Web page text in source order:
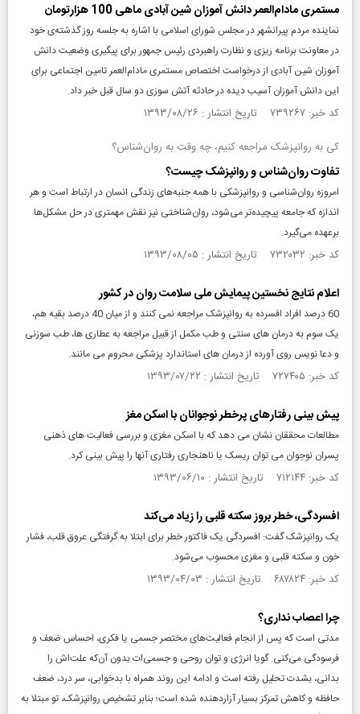
مستمری مادام‌العمر دانش آموزان شین آبادی ماهی 100 هزارتومان
نماینده مردم پیرانشهر در مجلس شورای اسلامی با اشاره به جلسه روز گذشته‌ی خود
در معاونت برنامه ریزی و نظارت راهبردی رئیس جمهور برای پیگیری وضعیت دانش
آموزان شین آبادی از درخواست اختصاص مستمری مادام‌العمر تامین اجتماعی برای
این دانش آموزان آسیب دیده در حادثه آتش سوزی دو سال قبل خبر داد.
کد خبر: ۷۳۹۲۶۷ تاریخ انتشار : ۱۳۹۳/۰۸/۲۶
کی به روانپزشک مراجعه کنیم، چه وقت به روان‌شناس؟
تفاوت روان‌شناس و روانپزشک چیست؟
امروزه روان‌شناسی و روانپزشکی با همه جنبه‌های زندگی انسان در ارتباط است و هر
اندازه که جامعه پیچیده‌تر می‌شود، روان‌شناختی نیز نقش مهمتری در حل مشکل‌ها
برعهده می‌گیرد.
کد خبر: ۷۳۲۰۳۲ تاریخ انتشار : ۱۳۹۳/۰۸/۰۵
اعلام نتایج نخستین پیمایش ملی سلامت روان در کشور
60 درصد افراد افسرده به روانپزشک مراجعه نمی کنند و از میان 40 درصد بقیه هم،
یک سوم به درمان های سنتی و طب مکمل از قبیل مراجعه به عطاری ها، طب سوزنی
و دعا نویس روی آورده از درمان های استاندارد پزشکی محروم می مانند.
کد خبر: ۷۲۷۴۰۵ تاریخ انتشار : ۱۳۹۳/۰۷/۲۲
پیش بینی رفتارهای پرخطر نوجوانان با اسکن مغز
مطالعات محققان نشان می دهد که با اسکن مغزی و بررسی فعالیت های ذهنی
پسران نوجوان می توان ریسک یا ناهنجاری رفتاری آنها را پیش بینی کرد.
کد خبر: ۷۱۲۱۴۴ تاریخ انتشار : ۱۳۹۳/۰۶/۱۰
افسردگی، خطر بروز سکته قلبی را زیاد می‌کند
یک روانپزشک گفت: افسردگی یک فاکتور خطر برای ابتلا به گرفتگی عروق قلب، فشار
خون و سکته قلبی و مغزی محسوب می‌شود.
کد خبر: ۶۸۷۸۲۴ تاریخ انتشار : ۱۳۹۳/۰۴/۰۳
چرا اعصاب نداری؟
مدتی است که پس از انجام فعالیت‌های مختصر جسمی یا فکری، احساس ضعف و
فرسودگی می‌کنی. گویا انرژی و توان روحی و جسمی‌ات بدون آن‌که علت‌اش را
بدانی، بشدت تحلیل رفته است و ادامه این روند همراه با بدخوابی، سر درد، ضعف
حافظه و کاهش تمرکز بسیار آزاردهنده شده است؛ بنابر تشخیص روانپزشک، تو مبتلا به